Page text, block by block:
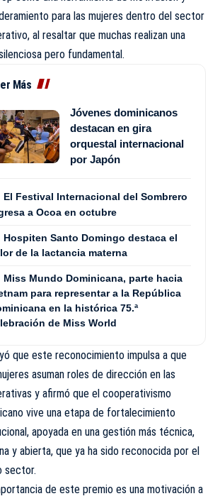
para las mujeres dentro del sector
al resaltar que muchas realizan una
pero fundamental.
Más
Jóvenes dominicanos
destacan en gira
orquestal internacional
por Japón
El Festival Internacional del Sombrero
a Ocoa en octubre
Hospiten Santo Domingo destaca el
de la lactancia materna
Miss Mundo Dominicana, parte hacia
para representar a la República
en la histórica 75.ª
de Miss World
que este reconocimiento impulsa a que
asuman roles de dirección en las
y afirmó que el cooperativismo
vive una etapa de fortalecimiento
apoyada en una gestión más técnica,
y abierta, que ya ha sido reconocida por el
sector.
de este premio es una motivación a